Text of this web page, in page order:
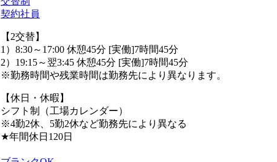
契約社員
【2交替】
1）8:30～17:00 休憩45分 [実働]7時間45分
2）19:15～翌3:45 休憩45分 [実働]7時間45分
※勤務時間や残業時間は勤務先により異なります。
【休日・休暇】
シフト制（工場カレンダー）
※4勤2休、5勤2休など勤務先により異なる
★年間休日120日